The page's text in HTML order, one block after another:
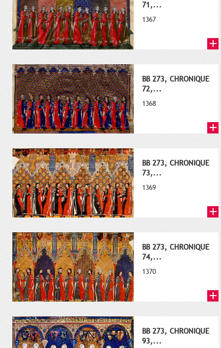
71,...
1367
BB 273, CHRONIQUE
72,...
1368
BB 273, CHRONIQUE
73,...
1369
BB 273, CHRONIQUE
74,...
1370
BB 273, CHRONIQUE
93,...